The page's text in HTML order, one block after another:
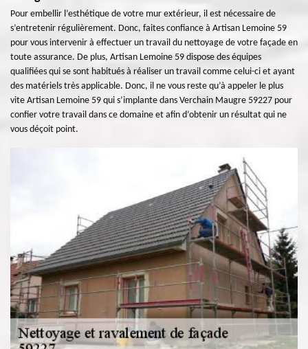
Pour embellir l’esthétique de votre mur extérieur, il est nécessaire de
s’entretenir régulièrement. Donc, faites confiance à Artisan Lemoine 59
pour vous intervenir à effectuer un travail du nettoyage de votre façade en
toute assurance. De plus, Artisan Lemoine 59 dispose des équipes
qualifiées qui se sont habitués à réaliser un travail comme celui-ci et ayant
des matériels très applicable. Donc, il ne vous reste qu’à appeler le plus
vite Artisan Lemoine 59 qui s’implante dans Verchain Maugre 59227 pour
confier votre travail dans ce domaine et afin d’obtenir un résultat qui ne
vous déçoit point.